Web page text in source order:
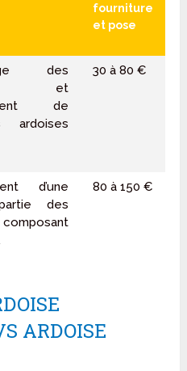
fourniture
et pose
des
et
de
ardoises
30 à 80 €
d’une
des
80 à 150 €
ARDOISE